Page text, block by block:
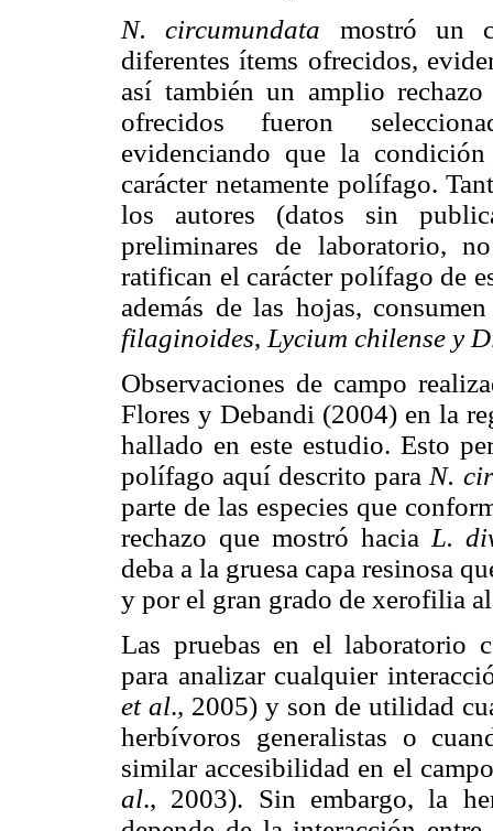
N. circumundata mostró un
diferentes ítems ofrecidos,
así también un amplio
ofrecidos fueron
evidenciando que la
carácter netamente polífago.
los autores (datos sin
preliminares de laboratorio,
ratifican el carácter polífago de
además de las hojas,
filaginoides, Lycium chilense y
Observaciones de campo
Flores y Debandi (2004) en la
hallado en este estudio. Esto
polífago aquí descrito para N.
parte de las especies que
rechazo que mostró hacia L.
deba a la gruesa capa resinosa
y por el gran grado de xerofilia
Las pruebas en el laboratorio
para analizar cualquier
et al., 2005) y son de utilidad
herbívoros generalistas o
similar accesibilidad en el
al., 2003). Sin embargo, la